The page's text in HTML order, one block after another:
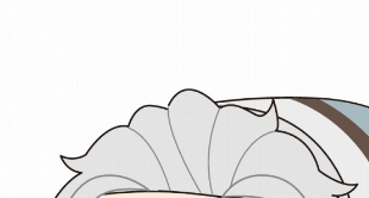
宅配-離島(澎湖/金門/馬祖)-木棉花樂園專用
每筆NT$220
黑貓宅配-貨到付款